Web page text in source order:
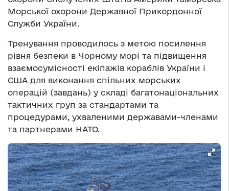
Морської охорони Державної Прикордонної
Служби України.
Тренування проводилось з метою посилення
рівня безпеки в Чорному морі та підвищення
взаємосумісності екіпажів кораблів України і
США для виконання спільних морських
операцій (завдань) у складі багатонаціональних
тактичних груп за стандартами та
процедурами, ухваленими державами-членами
та партнерами НАТО.